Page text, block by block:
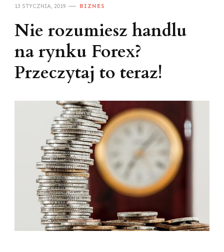
13 STYCZNIA, 2019 BIZNES
Nie rozumiesz handlu
na rynku Forex?
Przeczytaj to teraz!